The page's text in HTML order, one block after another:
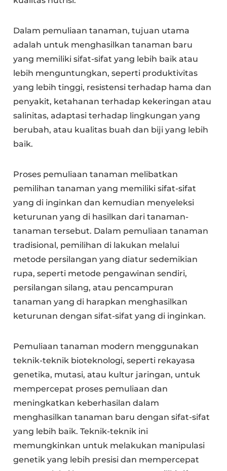
Dalam pemuliaan tanaman, tujuan utama
adalah untuk menghasilkan tanaman baru
yang memiliki sifat-sifat yang lebih baik atau
lebih menguntungkan, seperti produktivitas
yang lebih tinggi, resistensi terhadap hama dan
penyakit, ketahanan terhadap kekeringan atau
salinitas, adaptasi terhadap lingkungan yang
berubah, atau kualitas buah dan biji yang lebih
baik.
Proses pemuliaan tanaman melibatkan
pemilihan tanaman yang memiliki sifat-sifat
yang di inginkan dan kemudian menyeleksi
keturunan yang di hasilkan dari tanaman-
tanaman tersebut. Dalam pemuliaan tanaman
tradisional, pemilihan di lakukan melalui
metode persilangan yang diatur sedemikian
rupa, seperti metode pengawinan sendiri,
persilangan silang, atau pencampuran
tanaman yang di harapkan menghasilkan
keturunan dengan sifat-sifat yang di inginkan.
Pemuliaan tanaman modern menggunakan
teknik-teknik bioteknologi, seperti rekayasa
genetika, mutasi, atau kultur jaringan, untuk
mempercepat proses pemuliaan dan
meningkatkan keberhasilan dalam
menghasilkan tanaman baru dengan sifat-sifat
yang lebih baik. Teknik-teknik ini
memungkinkan untuk melakukan manipulasi
genetik yang lebih presisi dan mempercepat